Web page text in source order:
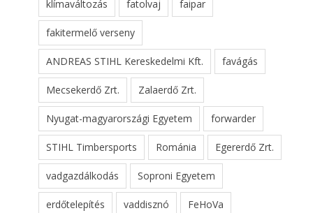
klímaváltozás fatolvaj faipar
fakitermelő verseny
ANDREAS STIHL Kereskedelmi Kft. favágás
Mecsekerdő Zrt. Zalaerdő Zrt.
Nyugat-magyarországi Egyetem forwarder
STIHL Timbersports Románia Egererdő Zrt.
vadgazdálkodás Soproni Egyetem
erdőtelepítés vaddisznó FeHoVa